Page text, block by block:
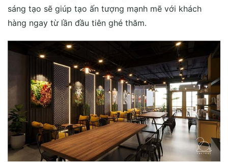
sáng tạo sẽ giúp tạo ấn tượng mạnh mẽ với khách
hàng ngay từ lần đầu tiên ghé thăm.